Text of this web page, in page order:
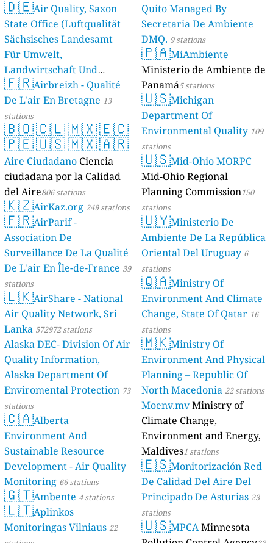
🇩🇪Air Quality, Saxon
State Office (Luftqualität
Sächsisches Landesamt
Für Umwelt,
Landwirtschaft Und
Geologie) 50 stations
🇫🇷Airbreizh - Qualité
De L'air En Bretagne 13
stations
🇧🇴🇨🇱🇲🇽🇪🇨
🇵🇪🇺🇸🇲🇽🇦🇷
Aire Ciudadano Ciencia
ciudadana por la Calidad
del Aire806 stations
🇰🇿AirKaz.org 249 stations
🇫🇷AirParif -
Association De
Surveillance De La Qualité
De L'air En Île-de-France 39
stations
🇱🇰AirShare - National
Air Quality Network, Sri
Lanka 572972 stations
Alaska DEC- Division Of Air
Quality Information,
Alaska Department Of
Enviromental Protection 73
stations
🇨🇦Alberta
Environment And
Sustainable Resource
Development - Air Quality
Monitoring 66 stations
🇬🇹Ambente 4 stations
🇱🇹Aplinkos
Monitoringas Vilniaus 22
Quito Managed By
Secretaria De Ambiente
DMQ. 9 stations
🇵🇦MiAmbiente
Ministerio de Ambiente de
Panamá5 stations
🇺🇸Michigan
Department Of
Environmental Quality 109
stations
🇺🇸Mid-Ohio MORPC
Mid-Ohio Regional
Planning Commission150
stations
🇺🇾Ministerio De
Ambiente De La República
Oriental Del Uruguay 6
stations
🇶🇦Ministry Of
Environment And Climate
Change, State Of Qatar 16
stations
🇲🇰Ministry Of
Environment And Physical
Planning – Republic Of
North Macedonia 22 stations
Moenv.mvMinistry of
Climate Change,
Environment and Energy,
Maldives1 stations
🇪🇸Monitorización Red
De Calidad Del Aire Del
Principado De Asturias 23
stations
🇺🇸MPCAMinnesota